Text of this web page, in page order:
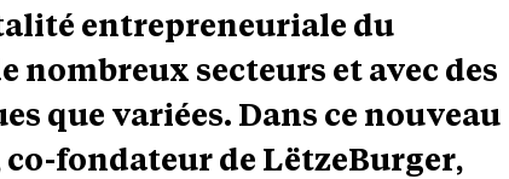
entrepreneuriale du
nombreux secteurs et avec des
que variées. Dans ce nouveau
fondateur de LëtzeBurger,